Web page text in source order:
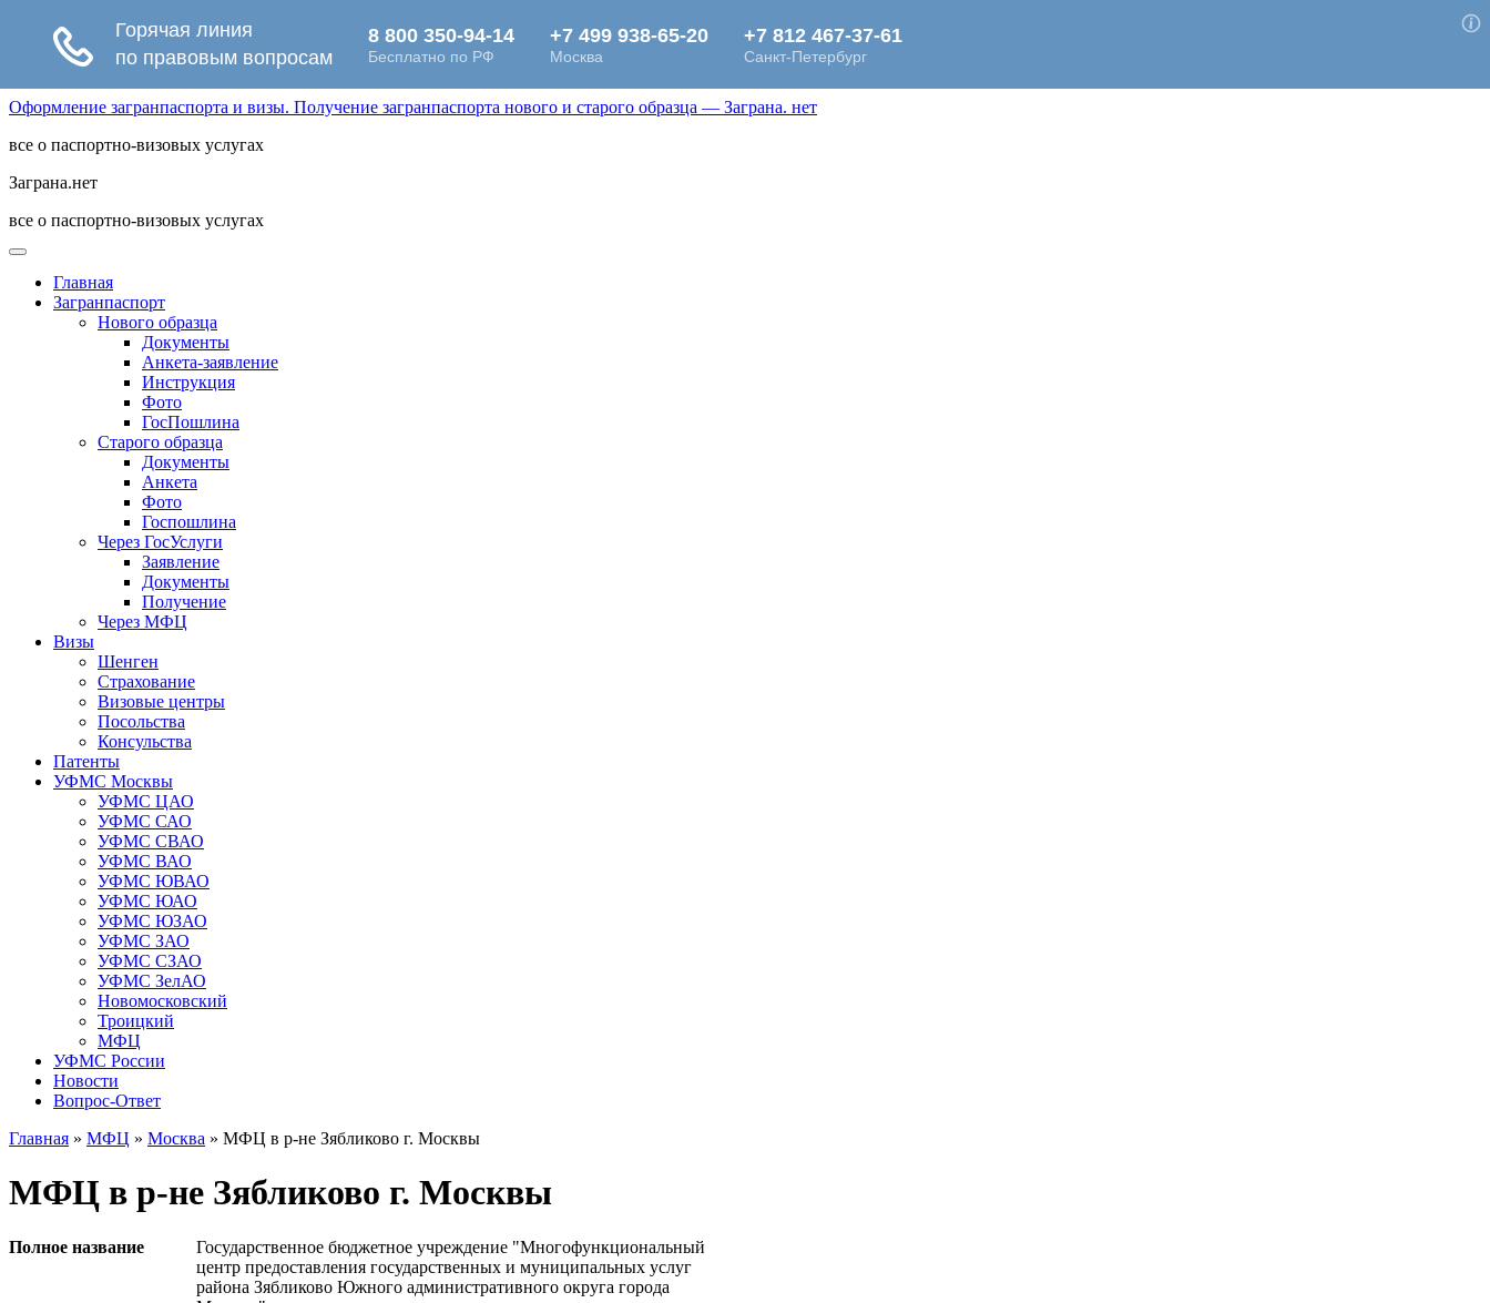
Оформление загранпаспорта и визы. Получение загранпаспорта нового и старого образца — Заграна. нет
все о паспортно-визовых услугах
Заграна.нет
все о паспортно-визовых услугах
Главная
Загранпаспорт
Нового образца
Документы
Анкета-заявление
Инструкция
Фото
ГосПошлина
Старого образца
Документы
Анкета
Фото
Госпошлина
Через ГосУслуги
Заявление
Документы
Получение
Через МФЦ
Визы
Шенген
Страхование
Визовые центры
Посольства
Консульства
Патенты
УФМС Москвы
УФМС ЦАО
УФМС САО
УФМС СВАО
УФМС ВАО
УФМС ЮВАО
УФМС ЮАО
УФМС ЮЗАО
УФМС ЗАО
УФМС СЗАО
УФМС ЗелАО
Новомосковский
Троицкий
МФЦ
УФМС России
Новости
Вопрос-Ответ
Главная » МФЦ » Москва » МФЦ в р-не Зябликово г. Москвы
МФЦ в р-не Зябликово г. Москвы
Полное название
Государственное бюджетное учреждение "Многофункциональный
центр предоставления государственных и муниципальных услуг
района Зябликово Южного административного округа города